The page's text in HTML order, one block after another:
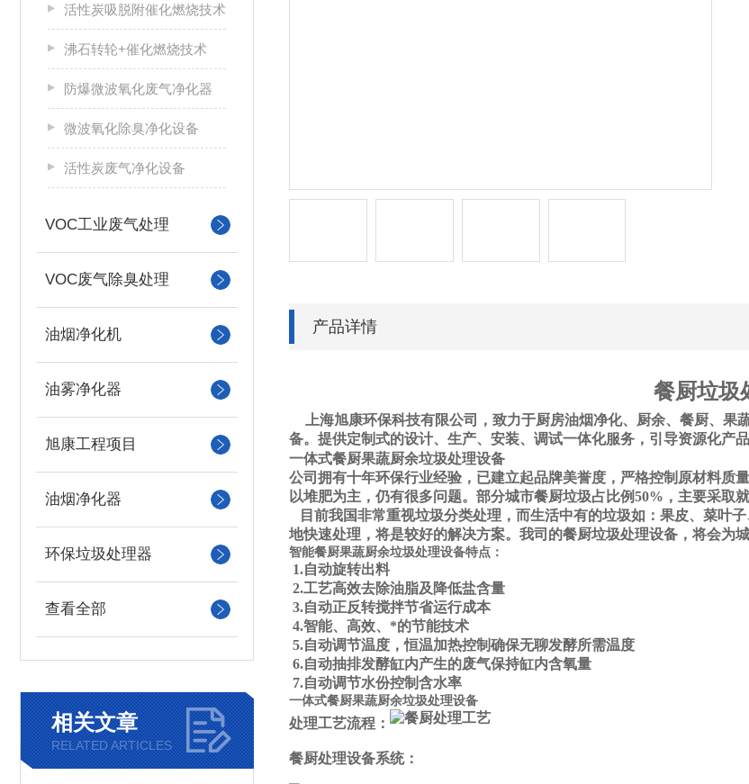
活性炭吸脱附催化燃烧技术
沸石转轮+催化燃烧技术
防爆微波氧化废气净化器
微波氧化除臭净化设备
活性炭废气净化设备
VOC工业废气处理
VOC废气除臭处理
油烟净化机
油雾净化器
旭康工程项目
油烟净化器
环保垃圾处理器
查看全部
相关文章
RELATED ARTICLES
产品详情
餐厨垃圾
上海旭康环保科技有限公司，致力于厨房油烟净化、厨余、餐厨、
备。提供定制式的设计、生产、安装、调试一体化服务，引导资源化产
一体式餐厨果蔬厨余垃圾处理设备
公司拥有十年环保行业经验，已建立起品牌美誉度，严格控制原材料质
以堆肥为主，仍有很多问题。部分城市餐厨垃圾占比例50%，主要采取
目前我国非常重视垃圾分类处理，而生活中有的垃圾如：果皮、菜叶
地快速处理，将是较好的解决方案。我司的餐厨垃圾处理设备，将会为
智能餐厨果蔬厨余垃圾处理设备特点：
1.自动旋转出料
2.工艺高效去除油脂及降低盐含量
3.自动正反转搅拌节省运行成本
4.智能、高效、*的节能技术
5.自动调节温度，恒温加热控制确保无聊发酵所需温度
6.自动抽排发酵缸内产生的废气保持缸内含氧量
7.自动调节水份控制含水率
一体式餐厨果蔬厨余垃圾处理设备
处理工艺流程：
餐厨处理设备系统：